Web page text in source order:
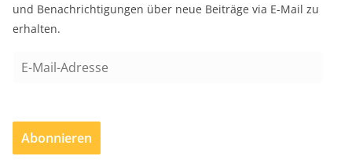
und Benachrichtigungen über neue Beiträge via E-Mail zu
erhalten.
a
l
Abonnieren